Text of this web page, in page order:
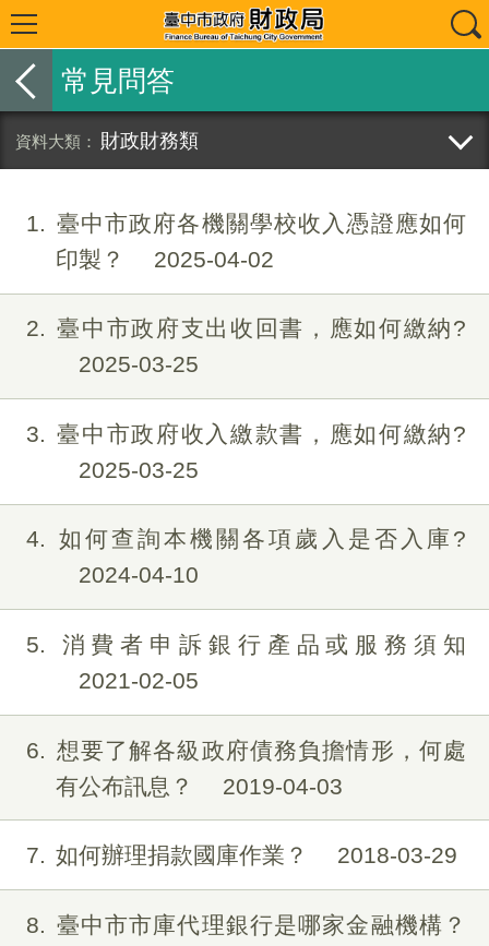
常見問答
財政財務類
1
臺中市政府各機關學校收入憑證應如何
印製？
2025-04-02
2
臺中市政府支出收回書，應如何繳納?
2025-03-25
3
臺中市政府收入繳款書，應如何繳納?
2025-03-25
4
如何查詢本機關各項歲入是否入庫?
2024-04-10
5
消費者申訴銀行產品或服務須知
2021-02-05
6
想要了解各級政府債務負擔情形，何處
有公布訊息？
2019-04-03
7 如何辦理捐款國庫作業？ 2018-03-29
8
臺中市市庫代理銀行是哪家金融機構？